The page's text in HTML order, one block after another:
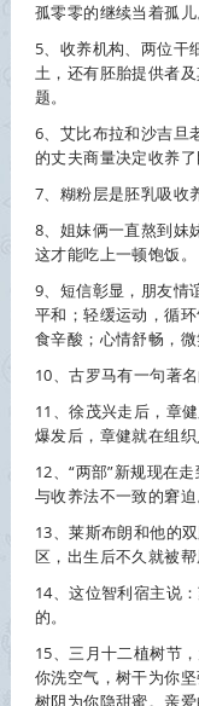
孤零零的继续当着孤儿
5、 收养机构、两位干
土，还有胚胎提供者
题。
6、艾比布拉和沙吉旦
的丈夫商量决定收养
7、糊粉层是胚乳吸收
8、姐妹俩一直熬到妹
这才能吃上一顿饱饭。
9、短信彰显，朋友情
平和；轻缓运动，循
食辛酸；心情舒畅，
10、古罗马有一句著
11、徐茂兴走后，章
爆发后，章健就在组
12、“两部”新规现在
与收养法不一致的窘迫
13、莱斯布朗和他的
区，出生后不久就被
14、这位智利宿主说
的。
15、三月十二植树节
你洗空气，树干为你
树阴为你隐甜蜜。亲